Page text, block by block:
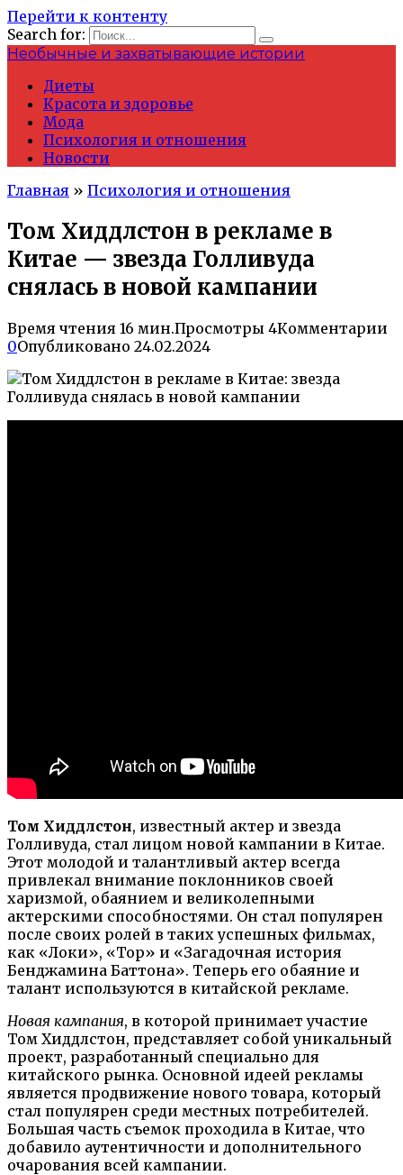
Перейти к контенту
Search for:
Необычные и захватывающие истории
Диеты
Красота и здоровье
Мода
Психология и отношения
Новости
Главная » Психология и отношения
Том Хиддлстон в рекламе в
Китае — звезда Голливуда
снялась в новой кампании
Время чтения 16 мин.Просмотры 4Комментарии
0Опубликовано 24.02.2024
Том Хиддлстон, известный актер и звезда
Голливуда, стал лицом новой кампании в Китае.
Этот молодой и талантливый актер всегда
привлекал внимание поклонников своей
харизмой, обаянием и великолепными
актерскими способностями. Он стал популярен
после своих ролей в таких успешных фильмах,
как «Локи», «Тор» и «Загадочная история
Бенджамина Баттона». Теперь его обаяние и
талант используются в китайской рекламе.
Новая кампания, в которой принимает участие
Том Хиддлстон, представляет собой уникальный
проект, разработанный специально для
китайского рынка. Основной идеей рекламы
является продвижение нового товара, который
стал популярен среди местных потребителей.
Большая часть съемок проходила в Китае, что
добавило аутентичности и дополнительного
очарования всей кампании.